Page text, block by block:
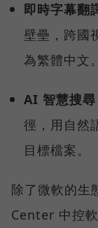
即時字幕翻
壁壘，跨國
為繁體中文。
AI 智慧搜尋
徑，用自然
目標檔案。
除了微軟的生
Center 中控